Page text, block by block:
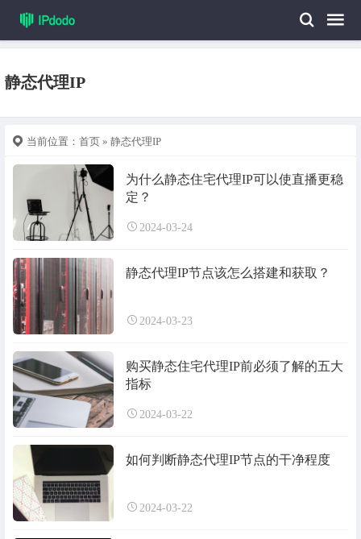
静态代理IP
当前位置： 首页 » 静态代理IP
为什么静态住宅代理IP可以使直播更稳
定？
2024-03-24
静态代理IP节点该怎么搭建和获取？
2024-03-23
购买静态住宅代理IP前必须了解的五大
指标
2024-03-22
如何判断静态代理IP节点的干净程度
2024-03-22